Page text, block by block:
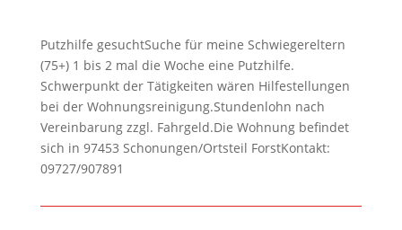
Putzhilfe gesuchtSuche für meine Schwiegereltern
(75+) 1 bis 2 mal die Woche eine Putzhilfe.
Schwerpunkt der Tätigkeiten wären Hilfestellungen
bei der Wohnungsreinigung.Stundenlohn nach
Vereinbarung zzgl. Fahrgeld.Die Wohnung befindet
sich in 97453 Schonungen/Ortsteil ForstKontakt:
09727/907891